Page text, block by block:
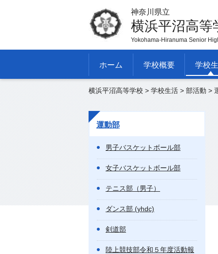
神奈川県立
横浜平沼高等
Yokohama-Hiranuma Senior
ホーム 学校概要 学校
横浜平沼高等学校>学校生活>部活動>
運動部
男子バスケットボール部
女子バスケットボール部
テニス部（男子）
ダンス部 (yhdc)
剣道部
陸上競技部令和５年度活動報